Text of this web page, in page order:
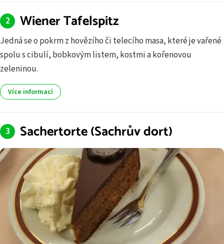
Wiener Tafelspitz
Jedná se o pokrm z hovězího či telecího masa, které je vařené
spolu s cibulí, bobkovým listem, kostmi a kořenovou
zeleninou.
Více informací
Sachertorte (Sachrův dort)